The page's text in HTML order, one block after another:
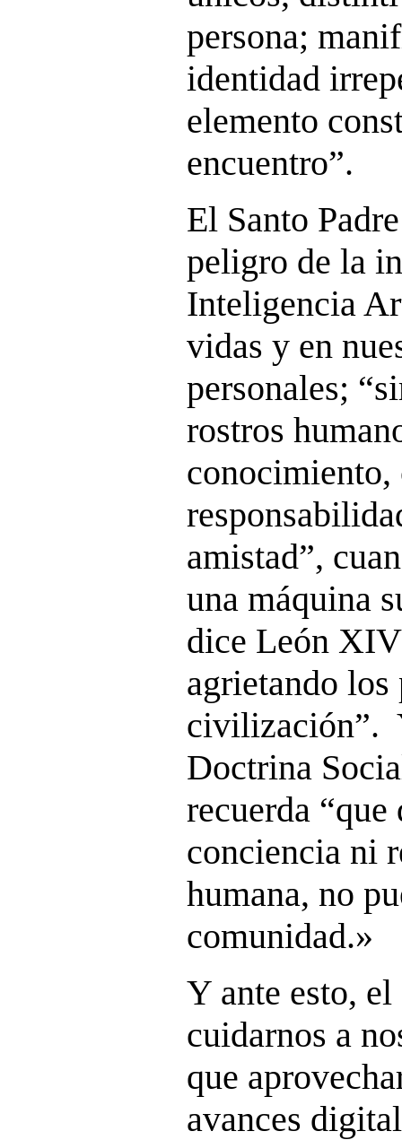
persona;
identidad
elemento
encuentro”.
El Santo
peligro de la
Inteligencia
vidas y en
personales;
rostros
amistad”,
una máquina
dice León
agrietando los
civilización”.
Doctrina
recuerda
conciencia ni
humana, no
comunidad.»
Y ante esto, el
cuidarnos a
que
avances